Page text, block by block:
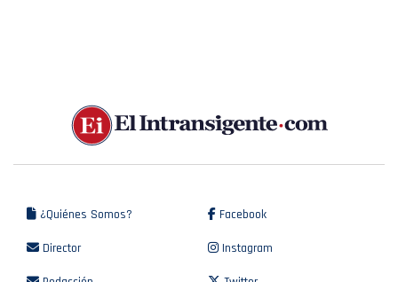
¿Quiénes Somos?
Director
Facebook
Instagram